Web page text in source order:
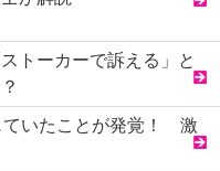
トーカーで訴える」と
ていたことが発覚！ 激